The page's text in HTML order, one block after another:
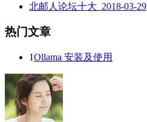
北邮人论坛十大_2018-03-29
热门文章
1Ollama 安装及使用